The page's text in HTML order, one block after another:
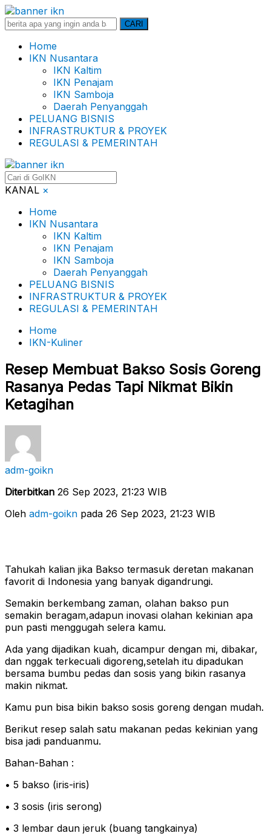
Search
CARI
Home
IKN Nusantara
IKN Kaltim
IKN Penajam
IKN Samboja
Daerah Penyanggah
PELUANG BISNIS
INFRASTRUKTUR & PROYEK
REGULASI & PEMERINTAH
KANAL ×
Home
IKN Nusantara
IKN Kaltim
IKN Penajam
IKN Samboja
Daerah Penyanggah
PELUANG BISNIS
INFRASTRUKTUR & PROYEK
REGULASI & PEMERINTAH
Home
IKN-Kuliner
Resep Membuat Bakso Sosis Goreng
Rasanya Pedas Tapi Nikmat Bikin
Ketagihan
adm-goikn
Diterbitkan 26 Sep 2023, 21:23 WIB
Oleh adm-goikn pada 26 Sep 2023, 21:23 WIB
Tahukah kalian jika Bakso termasuk deretan makanan
favorit di Indonesia yang banyak digandrungi.
Semakin berkembang zaman, olahan bakso pun
semakin beragam,adapun inovasi olahan kekinian apa
pun pasti menggugah selera kamu.
Ada yang dijadikan kuah, dicampur dengan mi, dibakar,
dan nggak terkecuali digoreng,setelah itu dipadukan
bersama bumbu pedas dan sosis yang bikin rasanya
makin nikmat.
Kamu pun bisa bikin bakso sosis goreng dengan mudah.
Berikut resep salah satu makanan pedas kekinian yang
bisa jadi panduanmu.
Bahan-Bahan :
• 5 bakso (iris-iris)
• 3 sosis (iris serong)
• 3 lembar daun jeruk (buang tangkainya)